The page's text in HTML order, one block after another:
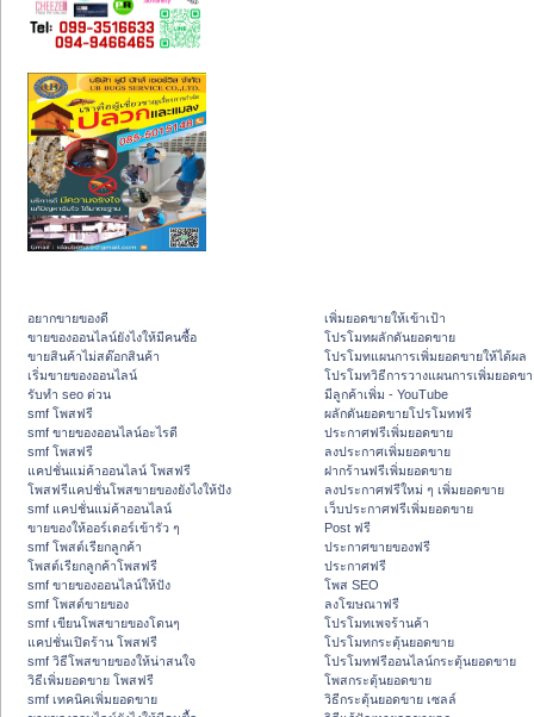
อยากขายของดี
ขายของออนไลน์ยังไงให้มีคนซื้อ
ขายสินค้าไม่สต๊อกสินค้า
เริ่มขายของออนไลน์
รับทำ seo ด่วน
smf โพสฟรี
smf ขายของออนไลน์อะไรดี
smf โพสฟรี
แคปชั่นแม่ค้าออนไลน์ โพสฟรี
โพสฟรีแคปชั่นโพสขายของยังไงให้ปัง
smf แคปชั่นแม่ค้าออนไลน์
ขายของให้ออร์เดอร์เข้ารัว ๆ
smf โพสต์เรียกลูกค้า
โพสต์เรียกลูกค้าโพสฟรี
smf ขายของออนไลน์ให้ปัง
smf โพสต์ขายของ
smf เขียนโพสขายของโดนๆ
แคปชั่นเปิดร้าน โพสฟรี
smf วิธีโพสขายของให้น่าสนใจ
วิธีเพิ่มยอดขาย โพสฟรี
smf เทคนิคเพิ่มยอดขาย
เพิ่มยอดขายให้เข้าเป้า
โปรโมทผลักดันยอดขาย
โปรโมทแผนการเพิ่มยอดขายให้ได้ผล
โปรโมทวิธีการวางแผนการเพิ่มยอดข
มีลูกค้าเพิ่ม - YouTube
ผลักดันยอดขายโปรโมทฟรี
ประกาศฟรีเพิ่มยอดขาย
ลงประกาศเพิ่มยอดขาย
ฝากร้านฟรีเพิ่มยอดขาย
ลงประกาศฟรีใหม่ ๆ เพิ่มยอดขาย
เว็บประกาศฟรีเพิ่มยอดขาย
Post ฟรี
ประกาศขายของฟรี
ประกาศฟรี
โพส SEO
ลงโฆษณาฟรี
โปรโมทเพจร้านค้า
โปรโมทกระตุ้นยอดขาย
โปรโมทฟรีออนไลน์กระตุ้นยอดขาย
โพสกระตุ้นยอดขาย
วิธีกระตุ้นยอดขาย เซลล์